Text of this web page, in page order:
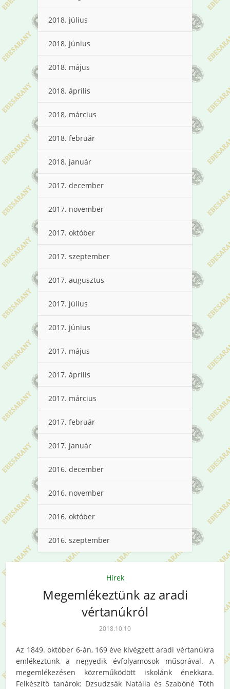
2018. július
2018. június
2018. május
2018. április
2018. március
2018. február
2018. január
2017. december
2017. november
2017. október
2017. szeptember
2017. augusztus
2017. július
2017. június
2017. május
2017. április
2017. március
2017. február
2017. január
2016. december
2016. november
2016. október
2016. szeptember
Hírek
Megemlékeztünk az aradi
vértanúkról
2018.10.10
Az 1849. október 6-án, 169 éve kivégzett aradi vértanúkra
emlékeztünk a negyedik évfolyamosok műsorával. A
megemlékezésen közreműködött iskolánk énekkara.
Felkészítő tanárok: Dzsudzsák Natália és Szabóné Tóth